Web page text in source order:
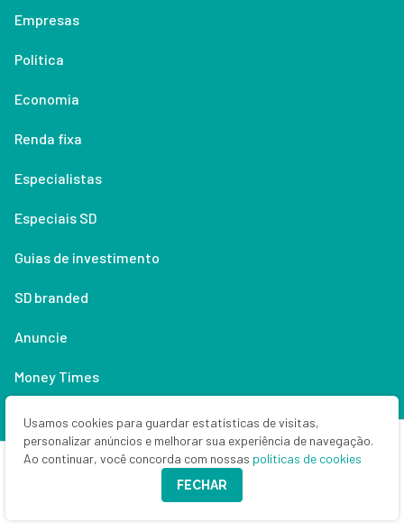
Empresas
Política
Economia
Renda fixa
Especialistas
Especiais SD
Guias de investimento
SD branded
Anuncie
Money Times
Quem (não) somos
Contato
Política de privacidade
Usamos cookies para guardar estatísticas de visitas,
personalizar anúncios e melhorar sua experiência de navegação.
Ao continuar, você concorda com nossas políticas de cookies
FECHAR